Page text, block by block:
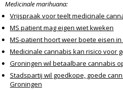
Medicinale marihuana:
Vrijspraak voor teelt medicinale
MS patient mag eigen wiet kweken
MS-patient hoort weer boete eisen
Medicinale cannabis kan risico voor
Groningen wil betaalbare cannabis
Stadspartij wil goedkope, goede
Groningen